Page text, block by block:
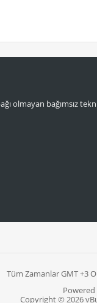
olmayan bağımsız
Tüm Zamanlar GMT +3
Copyright © 2026